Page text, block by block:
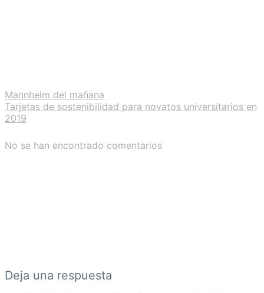
Mannheim del mañana
Tarjetas de sostenibilidad para novatos universitarios en
2019
No se han encontrado comentarios
Deja una respuesta